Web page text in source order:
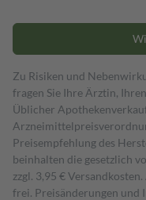
Zu Risiken und
fragen Sie Ihre Ärztin,
Üblicher
Preisempfehlung des
beinhalten die gesetzlich
zzgl. 3,95 €
frei. Preisänderungen